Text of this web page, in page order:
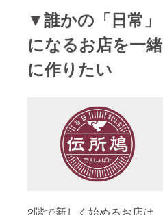
▼誰かの「日常」
になるお店を一緒
に作りたい